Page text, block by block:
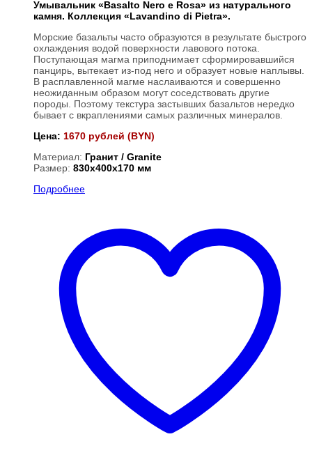
Умывальник «Basalto Nero e Rosa» из натурального
камня. Коллекция «Lavandino di Pietra».
Морские базальты часто образуются в результате быстрого
охлаждения водой поверхности лавового потока.
Поступающая магма приподнимает сформировавшийся
панцирь, вытекает из-под него и образует новые наплывы.
В расплавленной магме наслаиваются и совершенно
неожиданным образом могут соседствовать другие
породы. Поэтому текстура застывших базальтов нередко
бывает с вкраплениями самых различных минералов.
Цена: 1670 рублей (BYN)
Материал: Гранит / Granite
Размер: 830х400х170 мм
Подробнее